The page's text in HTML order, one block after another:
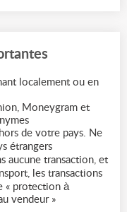
localement ou en
Moneygram et
de votre pays. Ne
étrangers
aucune transaction, et
les transactions
« protection à
vendeur »